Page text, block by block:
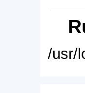
/usr/